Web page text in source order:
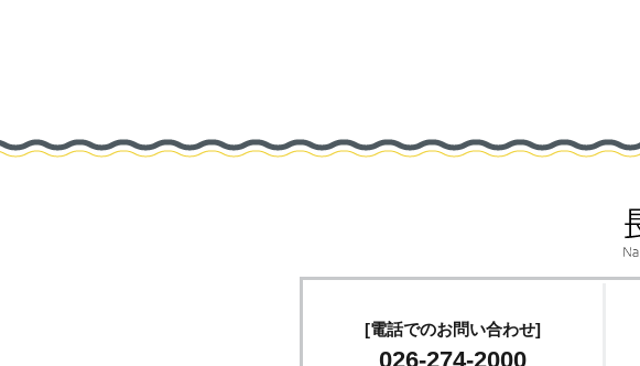
[電話でのお問い合わせ]
026-274-2000